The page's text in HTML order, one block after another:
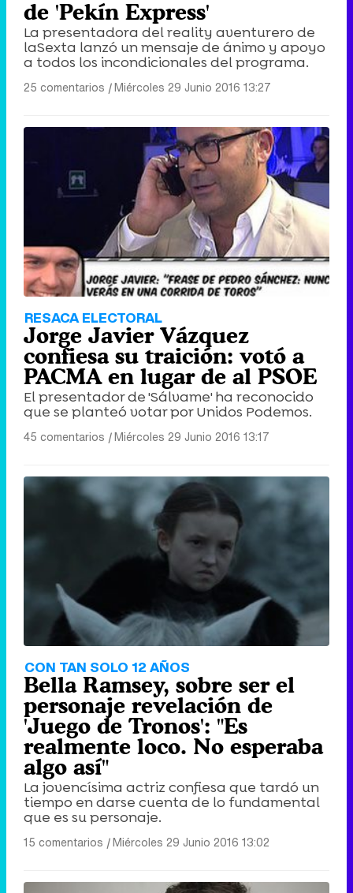
de 'Pekín Express'
La presentadora del reality aventurero de
laSexta lanzó un mensaje de ánimo y apoyo
a todos los incondicionales del programa.
25 comentarios |Miércoles 29 Junio 2016 13:27
RESACA ELECTORAL
Jorge Javier Vázquez
confiesa su traición: votó a
PACMA en lugar de al PSOE
El presentador de 'Sálvame' ha reconocido
que se planteó votar por Unidos Podemos.
45 comentarios |Miércoles 29 Junio 2016 13:17
CON TAN SOLO 12 AÑOS
Bella Ramsey, sobre ser el
personaje revelación de
'Juego de Tronos': "Es
realmente loco. No esperaba
algo así"
La jovencísima actriz confiesa que tardó un
tiempo en darse cuenta de lo fundamental
que es su personaje.
15 comentarios |Miércoles 29 Junio 2016 13:02